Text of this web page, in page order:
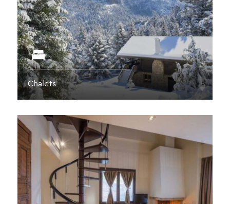
Chalets